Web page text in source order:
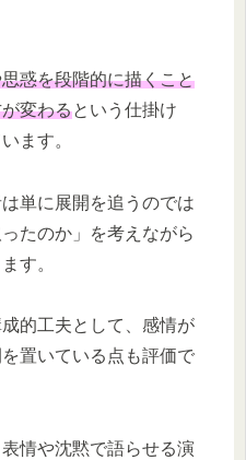
惑を段階的に描くこと
変わるという仕掛け
ます。
単に展開を追うのでは
たのか」を考えながら
す。
的工夫として、感情が
置いている点も評価で
情や沈黙で語らせる演